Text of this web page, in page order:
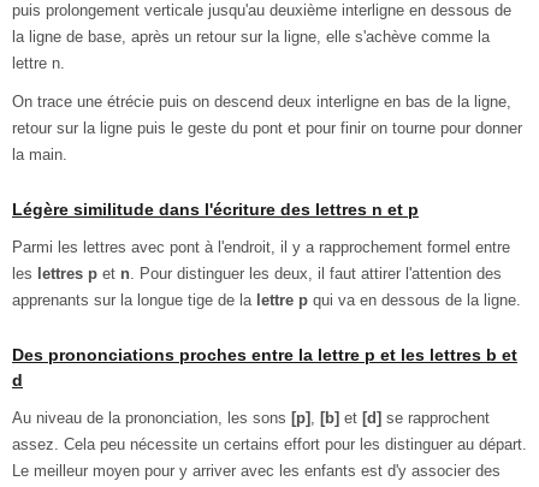
puis prolongement verticale jusqu'au deuxième interligne en dessous de
la ligne de base, après un retour sur la ligne, elle s'achève comme la
lettre n.
On trace une étrécie puis on descend deux interligne en bas de la ligne,
retour sur la ligne puis le geste du pont et pour finir on tourne pour donner
la main.
Légère similitude dans l'écriture des lettres n et p
Parmi les lettres avec pont à l'endroit, il y a rapprochement formel entre
les lettres p et n. Pour distinguer les deux, il faut attirer l'attention des
apprenants sur la longue tige de la lettre p qui va en dessous de la ligne.
Des prononciations proches entre la lettre p et les lettres b et
d
Au niveau de la prononciation, les sons [p] , [b] et [d] se rapprochent
assez. Cela peu nécessite un certains effort pour les distinguer au départ.
Le meilleur moyen pour y arriver avec les enfants est d'y associer des